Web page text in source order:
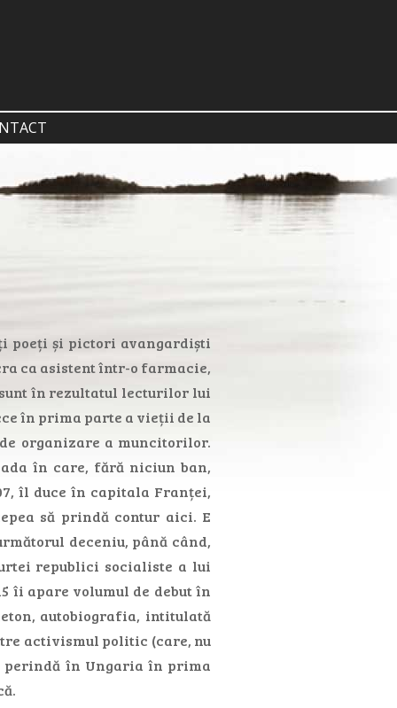
poeți și pictori avangardiști
ca asistent într-o farmacie,
în rezultatul lecturilor lui
în prima parte a vieții de la
organizare a muncitorilor.
în care, fără niciun ban,
îl duce în capitala Franței,
să prindă contur aici. E
deceniu, până când,
republici socialiste a lui
îi apare volumul de debut în
autobiografia, intitulată
activismul politic (care, nu
în Ungaria în prima